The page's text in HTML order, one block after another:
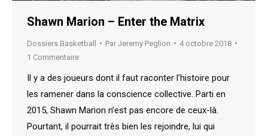
Shawn Marion – Enter the Matrix
Dossiers Basketball Par Jeremy Peglion
4 octobre 2018
1 Commentaire
Il y a des joueurs dont il faut raconter l’histoire pour
les ramener dans la conscience collective. Parti en
2015, Shawn Marion n’est pas encore de ceux-là.
Pourtant, il pourrait très bien les rejoindre, lui qui